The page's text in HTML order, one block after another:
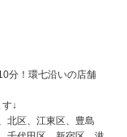
分！環七沿いの店舗
↓
北区、江東区、豊島